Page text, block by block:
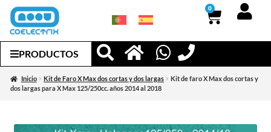
0
PRODUCTOS
Inicio Kit de Faro X Max dos cortas y dos largas
Kit de faro X Max dos cortas y
dos largas para X Max 125/250cc. años 2014 al 2018